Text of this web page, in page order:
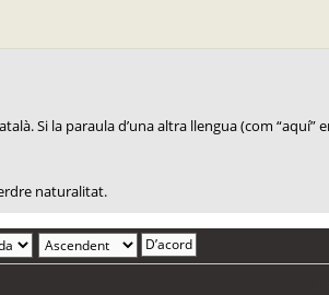
Si la paraula d’una altra llengua (com “aquí”
naturalitat.